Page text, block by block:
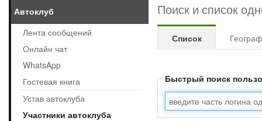
Поиск и список
Список
Быстрый поиск
Автоклуб
Лента сообщений
Онлайн чат
WhatsApp
Гостевая книга
Устав автоклуба
Участники автоклуба